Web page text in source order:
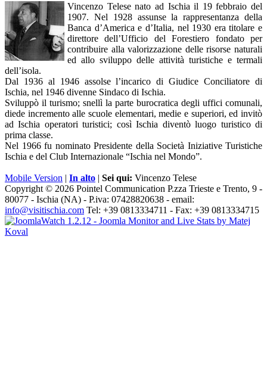
Vincenzo Telese nato ad Ischia il 19 febbraio del
1907. Nel 1928 assunse la rappresentanza della
Banca d’America e d’Italia, nel 1930 era titolare e
direttore dell’Ufficio del Forestiero fondato per
contribuire alla valorizzazione delle risorse naturali
ed allo sviluppo delle attività turistiche e termali
dell’isola.
Dal 1936 al 1946 assolse l’incarico di Giudice Conciliatore di
Ischia, nel 1946 divenne Sindaco di Ischia.
Sviluppò il turismo; snellì la parte burocratica degli uffici comunali,
diede incremento alle scuole elementari, medie e superiori, ed invitò
ad Ischia operatori turistici; così Ischia diventò luogo turistico di
prima classe.
Nel 1966 fu nominato Presidente della Società Iniziative Turistiche
Ischia e del Club Internazionale “Ischia nel Mondo”.
Mobile Version | In alto | Sei qui: Vincenzo Telese
Copyright © 2026 Pointel Communication P.zza Trieste e Trento, 9 -
80077 - Ischia (NA) - P.iva: 07428820638 - email:
info@visitischia.com Tel: +39 0813334711 - Fax: +39 0813334715